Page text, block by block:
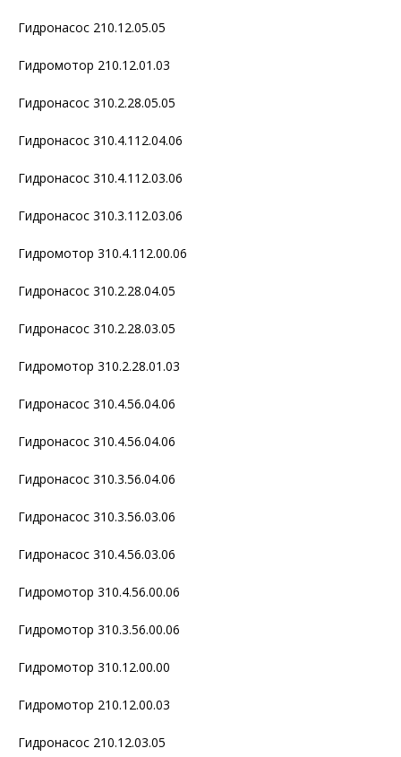
Гидронасос 210.12.05.05
Гидромотор 210.12.01.03
Гидронасос 310.2.28.05.05
Гидронасос 310.4.112.04.06
Гидронасос 310.4.112.03.06
Гидронасос 310.3.112.03.06
Гидромотор 310.4.112.00.06
Гидронасос 310.2.28.04.05
Гидронасос 310.2.28.03.05
Гидромотор 310.2.28.01.03
Гидронасос 310.4.56.04.06
Гидронасос 310.4.56.04.06
Гидронасос 310.3.56.04.06
Гидронасос 310.3.56.03.06
Гидронасос 310.4.56.03.06
Гидромотор 310.4.56.00.06
Гидромотор 310.3.56.00.06
Гидромотор 310.12.00.00
Гидромотор 210.12.00.03
Гидронасос 210.12.03.05